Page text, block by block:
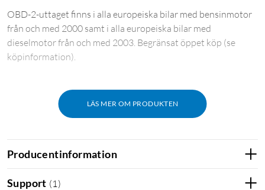
LÄS MER OM PRODUKTEN
OBD-2-uttaget finns i alla europeiska bilar med bensinmotor
från och med 2000 samt i alla europeiska bilar med
dieselmotor från och med 2003. Begränsat öppet köp (se
köpinformation).
Producentinformation
Support (1 )